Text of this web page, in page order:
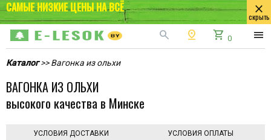
САМЫЕ НИЗКИЕ ЦЕНЫ НА ВСЁ close
скрыть
search pin_drop shopping_cart 0 menu
Каталог>> Вагонка из ольхи
ВАГОНКА ИЗ ОЛЬХИ
высокого качества в Минске
УСЛОВИЯ ДОСТАВКИ УСЛОВИЯ ОПЛАТЫ